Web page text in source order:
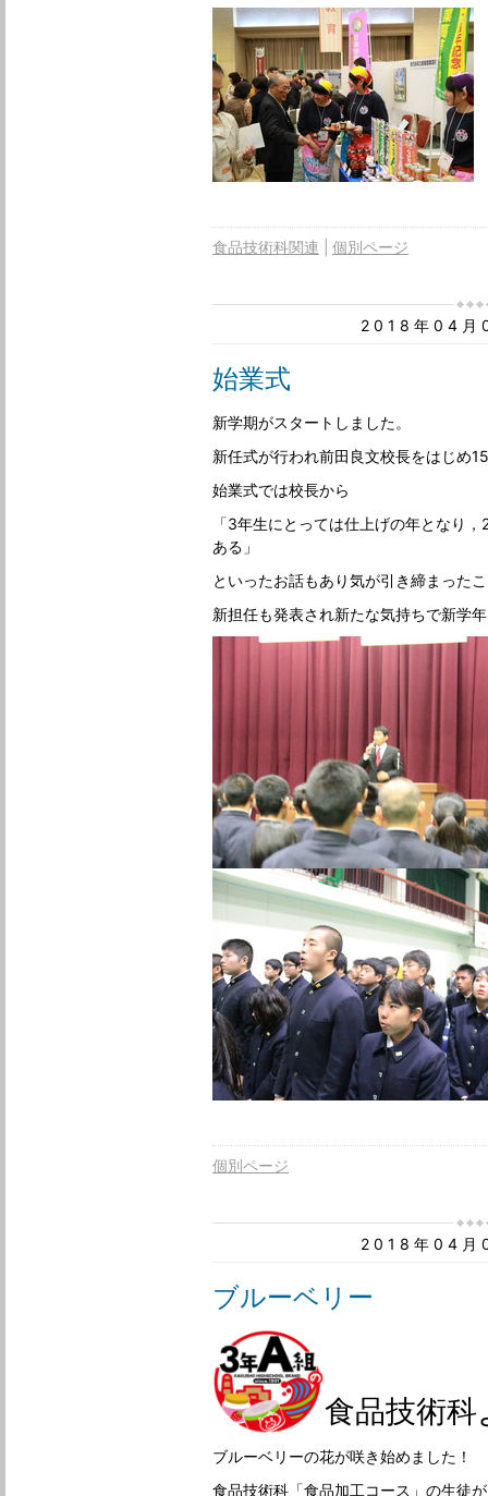
食品技術科関連 個別ページ
2018年04月
始業式
新学期がスタートしました。
新任式が行われ前田良文校長をはじめ
始業式では校長から
「3年生にとっては仕上げの年となり
ある」
といったお話もあり気が引き締まった
新担任も発表され新たな気持ちで新学
個別ページ
2018年04月
ブルーベリー
食品技術科
ブルーベリーの花が咲き始めました！
食品技術科「食品加工コース」の生徒